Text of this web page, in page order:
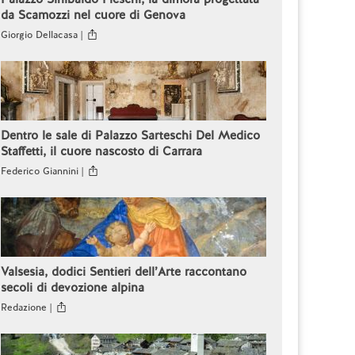
da Scamozzi nel cuore di Genova
Giorgio Dellacasa |
Dentro le sale di Palazzo Sarteschi Del Medico
Staffetti, il cuore nascosto di Carrara
Federico Giannini |
Valsesia, dodici Sentieri dell’Arte raccontano
secoli di devozione alpina
Redazione |